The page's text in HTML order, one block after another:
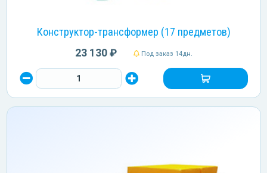
Конструктор-трансформер (17 предметов)
23 130 ₽ Под заказ 14дн.